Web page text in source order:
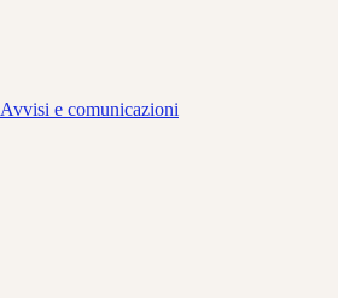
Avvisi e comunicazioni